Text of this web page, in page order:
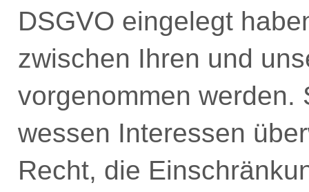
DSGVO eingelegt
zwischen Ihren und
vorgenommen werden.
wessen Interessen
Recht, die